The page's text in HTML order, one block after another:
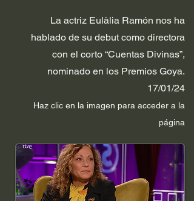
La actriz Eulàlia Ramón nos ha
hablado de su debut como directora
con el corto “Cuentas Divinas”,
nominado en los Premios Goya.
17/01/24
Haz clic en la imagen para acceder a la
página